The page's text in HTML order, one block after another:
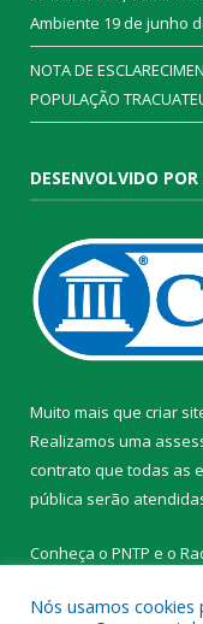
Ambiente 19 de junho
NOTA DE
POPULAÇÃO
DESENVOLVIDO POR
Muito mais que criar
Realizamos uma
contrato que todas as
pública serão
Conheça o PNTP e o
Nós usamos